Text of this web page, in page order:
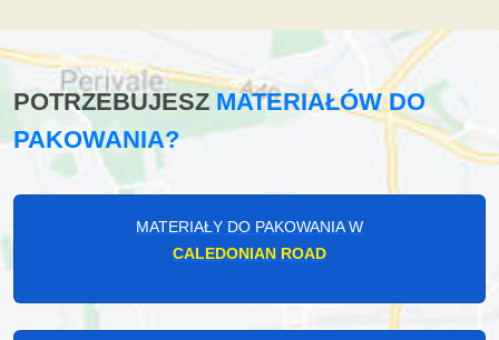
POTRZEBUJESZMATERIAŁÓW DO
PAKOWANIA?
MATERIAŁY DO PAKOWANIA W
CALEDONIAN ROAD